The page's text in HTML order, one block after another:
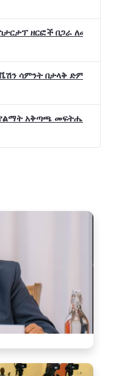
ዘርፎች በጋራ ለመስራት መከሩ፡፡
ሳምንት በታላቅ ድምቀት
የልማት አቅጣጫ መፍትሔ ጠቋሚ